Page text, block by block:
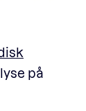
på